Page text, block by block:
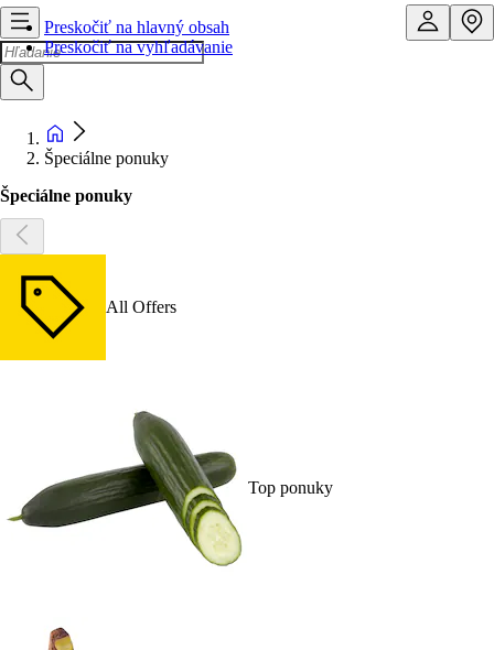
Preskočiť na hlavný obsah
Preskočiť na vyhľadávanie
Špeciálne ponuky
Špeciálne ponuky
All Offers
Top ponuky